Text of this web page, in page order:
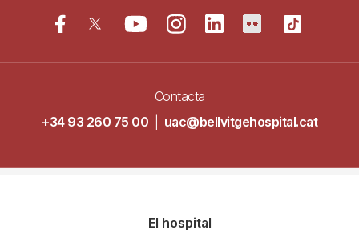
Contacta
+34 93 260 75 00
uac@bellvitgehospital.cat
El hospital